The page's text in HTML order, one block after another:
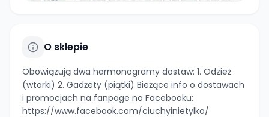
O sklepie
Obowiązują dwa harmonogramy dostaw: 1. Odzież
(wtorki) 2. Gadżety (piątki) Bieżące info o dostawach
i promocjach na fanpage na Facebooku:
https://www.facebook.com/ciuchyinietylko/